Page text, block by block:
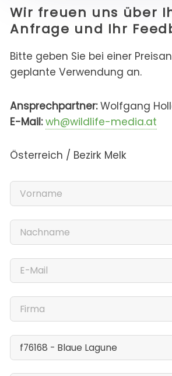
Wir freuen uns über
Anfrage und Ihr
Bitte geben Sie bei einer
geplante Verwendung an.
Ansprechpartner:Wolfgang
E-Mail: wh@wildlife-media.at
Österreich / Bezirk Melk